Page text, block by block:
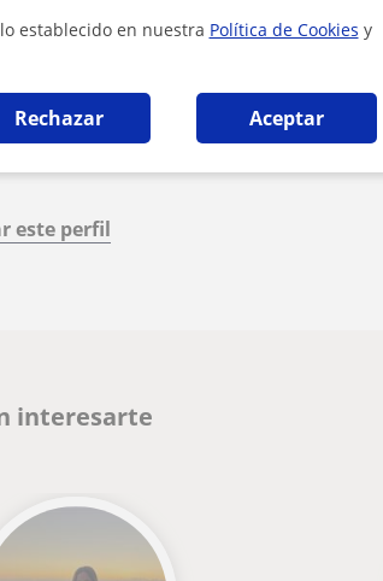
establecido en nuestra Política de Cookies y
Rechazar Aceptar
Al hacer clic,
este perfil
interesarte